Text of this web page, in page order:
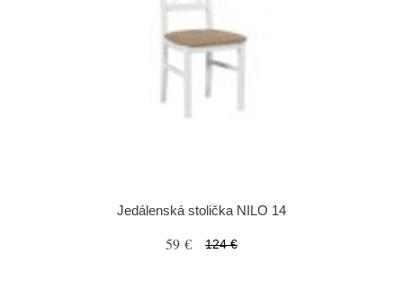
Jedálenská stolička NILO 14
59 € 124 €